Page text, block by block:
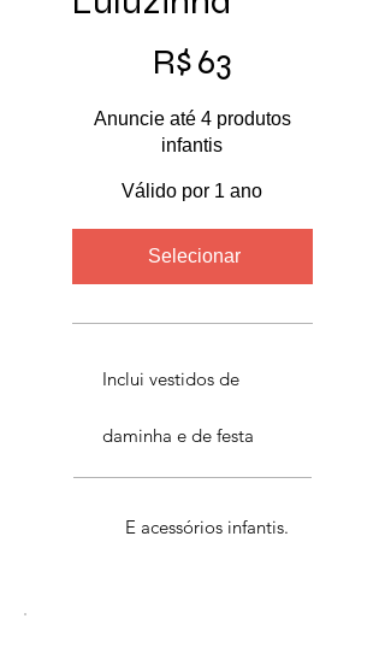
R$63
Anuncie até 4 produtos
infantis
Válido por 1 ano
Selecionar
Inclui vestidos de
daminha e de festa
E acessórios infantis.